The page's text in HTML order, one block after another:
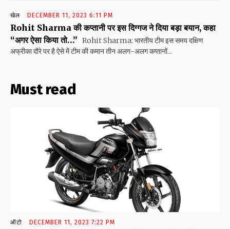
खेल DECEMBER 11, 2023 6:11 PM
Rohit Sharma की कप्तानी पर इस दिग्गज ने दिया बड़ा बयान, कहा
“अगर ऐसा किया तो…” Rohit Sharma: भारतीय टीम इस समय दक्षिण
अफ्रीका दौरे पर है ऐसे में टीम की कमान तीन अलग-अलग कप्तानों...
Must read
ऑटो DECEMBER 11, 2023 7:22 PM